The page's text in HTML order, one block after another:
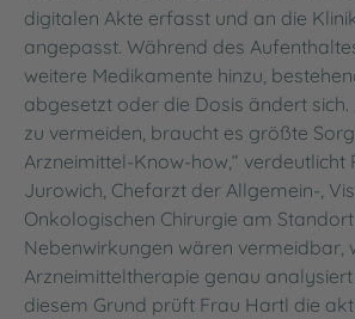
digitalen Akte erfasst und an die
angepasst. Während des
weitere Medikamente hinzu,
abgesetzt oder die Dosis ändert sich.
zu vermeiden, braucht es größte
Arzneimittel-Know-how,“ verdeutlicht
Jurowich, Chefarzt der Allgemein-,
Onkologischen Chirurgie am
Nebenwirkungen wären vermeidbar,
Arzneimitteltherapie genau analysiert
diesem Grund prüft Frau Hartl die